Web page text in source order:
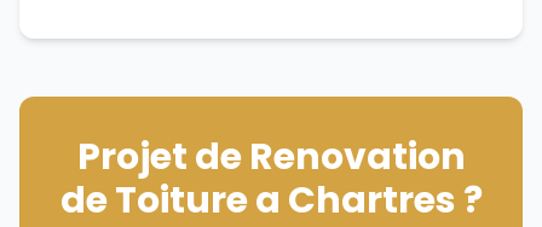
Projet de Renovation
de Toiture a Chartres ?